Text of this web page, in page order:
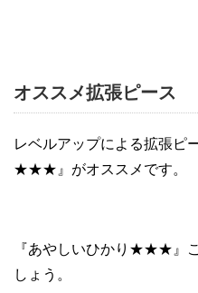
オススメ拡張ピース
レベルアップによる拡張ピ
★★★』がオススメです。
『あやしいひかり★★★』
しょう。